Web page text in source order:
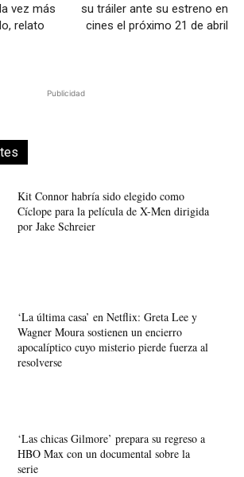
vez más
relato
su tráiler ante su estreno en
cines el próximo 21 de abril
Publicidad
Kit Connor habría sido elegido como
Cíclope para la película de X-Men dirigida
por Jake Schreier
‘La última casa’ en Netflix: Greta Lee y
Wagner Moura sostienen un encierro
apocalíptico cuyo misterio pierde fuerza al
resolverse
‘Las chicas Gilmore’ prepara su regreso a
HBO Max con un documental sobre la
serie